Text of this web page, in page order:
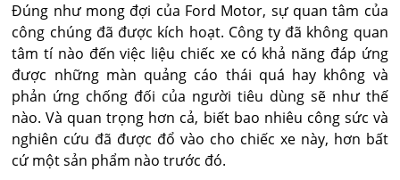
Đúng như mong đợi của Ford Motor, sự quan tâm của
công chúng đã được kích hoạt. Công ty đã không quan
tâm tí nào đến việc liệu chiếc xe có khả năng đáp ứng
được những màn quảng cáo thái quá hay không và
phản ứng chống đối của người tiêu dùng sẽ như thế
nào. Và quan trọng hơn cả, biết bao nhiêu công sức và
nghiên cứu đã được đổ vào cho chiếc xe này, hơn bất
cứ một sản phẩm nào trước đó.